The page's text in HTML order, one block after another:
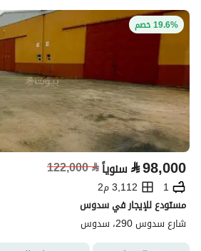
19.6% خصم
⃁98,000 سنوياً⃁
122,000
1
3,112 م2
مستودع للإيجار في سدوس
شارع سدوس 290، سدوس